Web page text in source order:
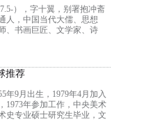
），字十翼，别署抱冲斋
人，中国当代大儒、思想
、书画巨匠、文学家、诗
“多元文化特别顾问”，英国
文学博士。是当代中国集诗
、儒释道于一身的文化大
等身，已出版一百六十余种
推荐
年9月出生，1979年4月加入
1973年参加工作，中央美术
史专业硕士研究生毕业，文